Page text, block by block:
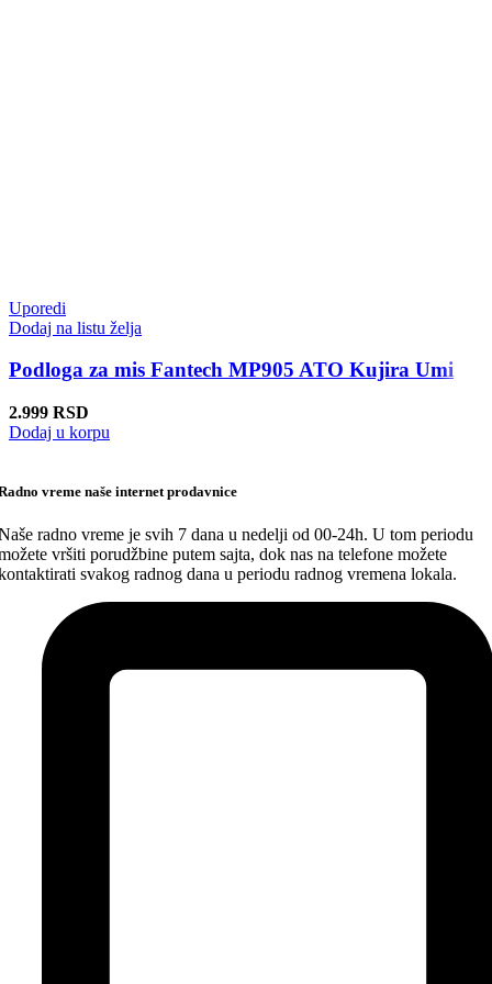
Uporedi
Dodaj na listu želja
Podloga za mis Fantech MP905 ATO Kujira Umi
2.999 RSD
Dodaj u korpu
vreme naše internet prodavnice
radno vreme je svih 7 dana u nedelji od 00-24h. U tom periodu
vršiti porudžbine putem sajta, dok nas na telefone možete
svakog radnog dana u periodu radnog vremena lokala.